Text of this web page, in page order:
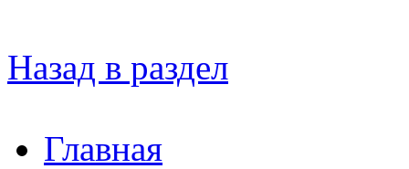
Назад в раздел
Главная